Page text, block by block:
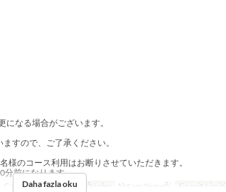
なる場合がございます。
すので、ご了承ください。
様のコース利用はお断りさせていただきます。
分前になります。
Çar, Per, Cum, Cmt Öğünler Akşam Yemeği Sipariş Limiti
Daha fazla oku